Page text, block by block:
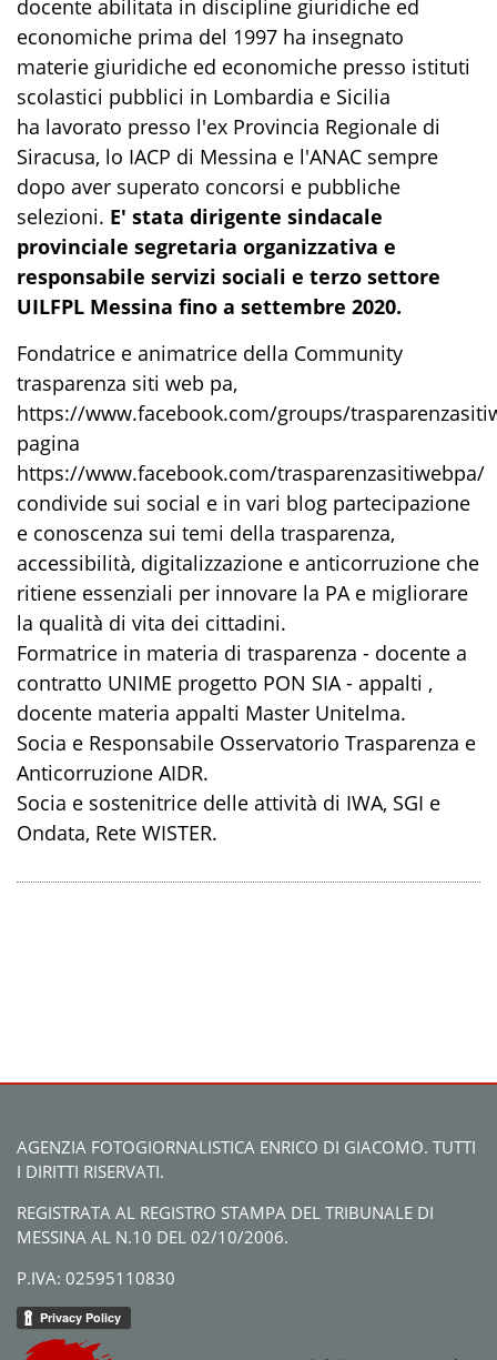
docente abilitata in discipline giuridiche ed
economiche prima del 1997 ha insegnato
materie giuridiche ed economiche presso istituti
scolastici pubblici in Lombardia e Sicilia
ha lavorato presso l'ex Provincia Regionale di
Siracusa, lo IACP di Messina e l'ANAC sempre
dopo aver superato concorsi e pubbliche
selezioni. E' stata dirigente sindacale
provinciale segretaria organizzativa e
responsabile servizi sociali e terzo settore
UILFPL Messina fino a settembre 2020.
Fondatrice e animatrice della Community
trasparenza siti web pa,
https://www.facebook.com/groups/
pagina
https://www.facebook.com/trasparenzasitiwebpa/
condivide sui social e in vari blog partecipazione
e conoscenza sui temi della trasparenza,
accessibilità, digitalizzazione e anticorruzione che
ritiene essenziali per innovare la PA e migliorare
la qualità di vita dei cittadini.
Formatrice in materia di trasparenza - docente a
contratto UNIME progetto PON SIA - appalti ,
docente materia appalti Master Unitelma.
Socia e Responsabile Osservatorio Trasparenza e
Anticorruzione AIDR.
Socia e sostenitrice delle attività di IWA, SGI e
Ondata, Rete WISTER.
AGENZIA FOTOGIORNALISTICA ENRICO DI GIACOMO. TUTTI
I DIRITTI RISERVATI.
REGISTRATA AL REGISTRO STAMPA DEL TRIBUNALE DI
MESSINA AL N.10 DEL 02/10/2006.
P.IVA: 02595110830